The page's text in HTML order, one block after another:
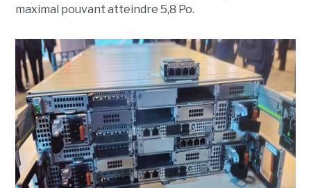
maximal pouvant atteindre 5,8 Po.